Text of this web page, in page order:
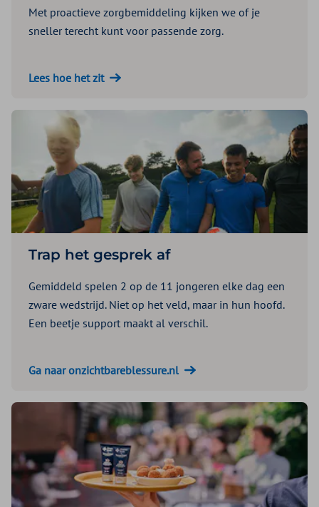
Met proactieve zorgbemiddeling kijken we of je
sneller terecht kunt voor passende zorg.
Lees hoe het zit
Trap het gesprek af
Gemiddeld spelen 2 op de 11 jongeren elke dag een
zware wedstrijd. Niet op het veld, maar in hun hoofd.
Een beetje support maakt al verschil.
Ga naar onzichtbareblessure.nl